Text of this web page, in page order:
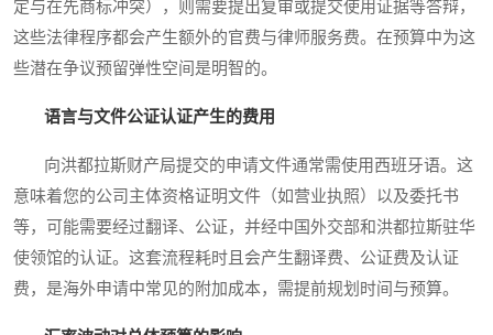
定与在先商标冲突），则需要提出复审或提交使用证据等答辩，
这些法律程序都会产生额外的官费与律师服务费。在预算中为这
些潜在争议预留弹性空间是明智的。
语言与文件公证认证产生的费用
向洪都拉斯财产局提交的申请文件通常需使用西班牙语。这
意味着您的公司主体资格证明文件（如营业执照）以及委托书
等，可能需要经过翻译、公证，并经中国外交部和洪都拉斯驻华
使领馆的认证。这套流程耗时且会产生翻译费、公证费及认证
费，是海外申请中常见的附加成本，需提前规划时间与预算。